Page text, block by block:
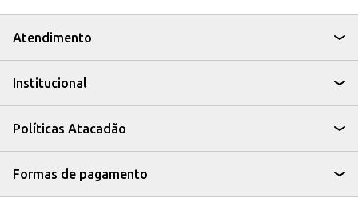
Pode ser usado em outras superfícies lisas, como azulejos e vidros.
Com o Rodo para Pia Alklin, a limpeza da sua cozinha se torna mais rápida
e eficiente, contribuindo para um ambiente mais agradável e funcional.
Atendimento
Institucional
Políticas Atacadão
Formas de pagamento